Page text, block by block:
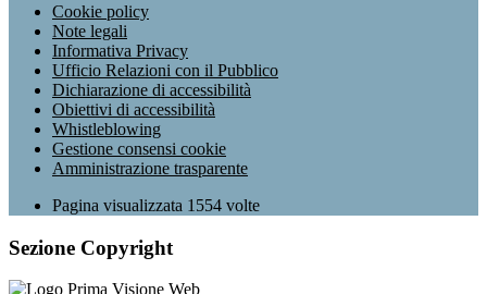
Cookie policy
Note legali
Informativa Privacy
Ufficio Relazioni con il Pubblico
Dichiarazione di accessibilità
Obiettivi di accessibilità
Whistleblowing
Gestione consensi cookie
Amministrazione trasparente
Pagina visualizzata 1554 volte
Sezione Copyright